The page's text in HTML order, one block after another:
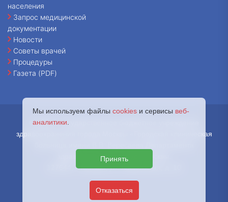
населения
Запрос медицинской
документации
Новости
Советы врачей
Процедуры
Газета (PDF)
© 2026 - Государственное бюджетное учреждение
здравоохранения города Москвы «Городская клиническая
здравоохранения города Москвы.
127644, г. Москва, ул. Лобненская, д. 10
Мы используем файлы cookies и сервисы веб-
аналитики
Принять
Отказаться